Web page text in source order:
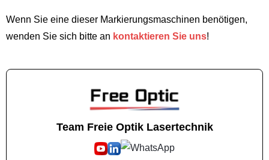
Wenn Sie eine dieser Markierungsmaschinen benötigen,
wenden Sie sich bitte an kontaktieren Sie uns!
Team Freie Optik Lasertechnik